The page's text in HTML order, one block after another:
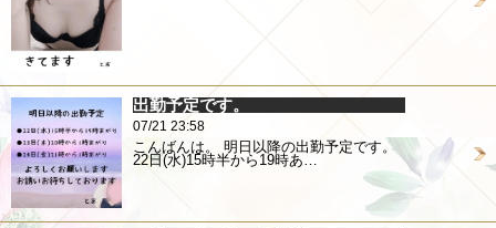
出勤予定です。
07/21 23:58
こんばんは。 明日以降の出勤予定です。
22日(水)15時半から19時あ…